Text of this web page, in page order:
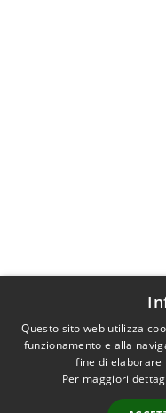
Questo sito web utilizza
funzionamento e alla
fine di elaborare
Per maggiori